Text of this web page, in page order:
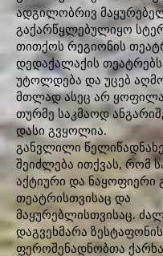
ადგილობრივ
გაქარწყლებულიყო
თითქოს რეგიონის
დედაქალაქის
უტოლდება და უცებ
მთლად ასეც არ ყოფილა
თურმე საკმაოდ
დასი გვყოლია.
განვლილი
შეიძლება ითქვას, რომ
აქტიური და ნაყოფიერი
თეატრისთვისაც და
მაყურებლისთვისაც.
დაგვეხმარა ზესტაფონის
ფეროშენადნობთა